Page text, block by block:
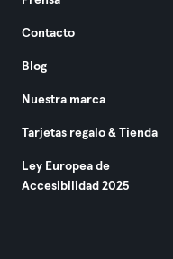
Contacto
Blog
Nuestra marca
Tarjetas regalo & Tienda
Ley Europea de
Accesibilidad 2025